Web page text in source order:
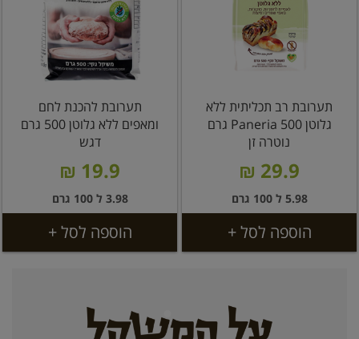
תערובת רב תכליתית ללא
גלוטן Paneria 500 גרם
נוטרה זן
29.9 ₪
5.98 ל 100 גרם
הוספה לסל +
תערובת להכנת לחם
ומאפים ללא גלוטן 500 גרם
דגש
19.9 ₪
3.98 ל 100 גרם
הוספה לסל +